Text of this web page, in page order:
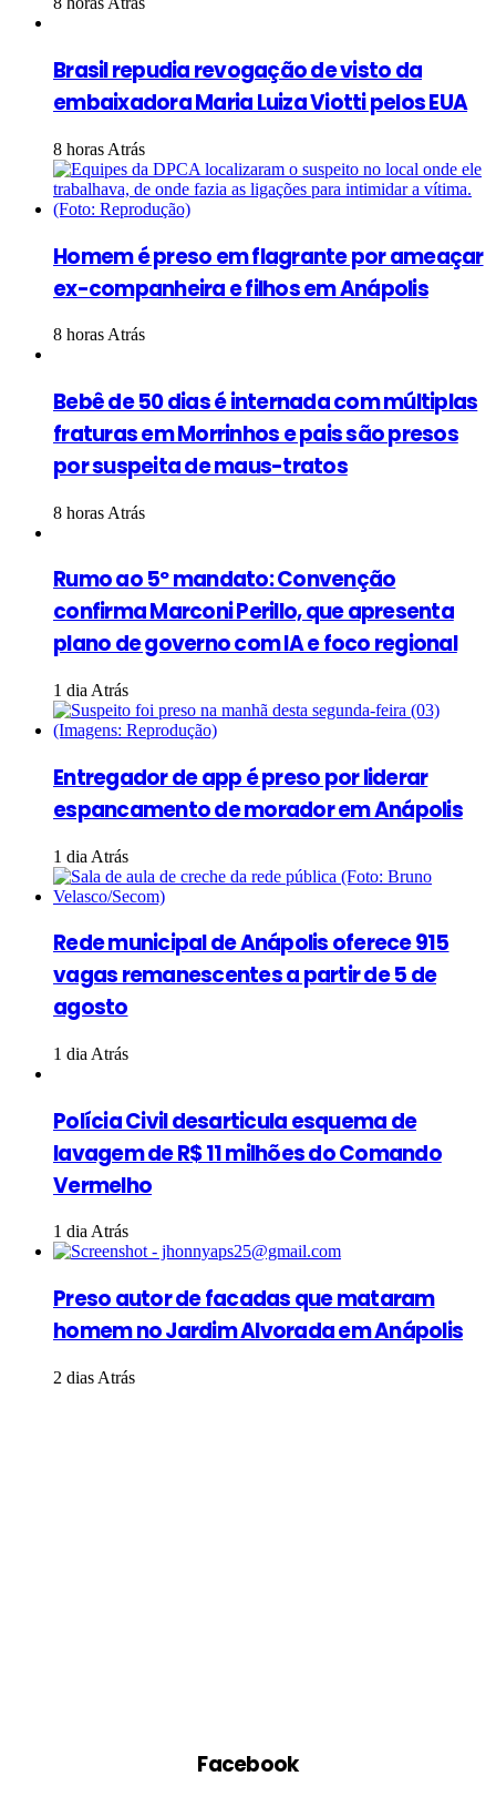
Brasil repudia revogação de visto da
embaixadora Maria Luiza Viotti pelos EUA
8 horas Atrás
Homem é preso em flagrante por ameaçar
ex-companheira e filhos em Anápolis
8 horas Atrás
Bebê de 50 dias é internada com múltiplas
fraturas em Morrinhos e pais são presos
por suspeita de maus-tratos
8 horas Atrás
Rumo ao 5º mandato: Convenção
confirma Marconi Perillo, que apresenta
plano de governo com IA e foco regional
1 dia Atrás
Entregador de app é preso por liderar
espancamento de morador em Anápolis
1 dia Atrás
Rede municipal de Anápolis oferece 915
vagas remanescentes a partir de 5 de
agosto
1 dia Atrás
Polícia Civil desarticula esquema de
lavagem de R$ 11 milhões do Comando
Vermelho
1 dia Atrás
Preso autor de facadas que mataram
homem no Jardim Alvorada em Anápolis
2 dias Atrás
Facebook